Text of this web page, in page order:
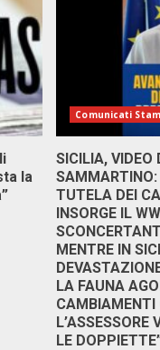
la
Comunicati
SICILIA, VIDEO
SAMMARTINO:
TUTELA DEI
INSORGE IL
MENTRE IN
LA FAUNA
CAMBIAMENTI
L’ASSESSORE
LE